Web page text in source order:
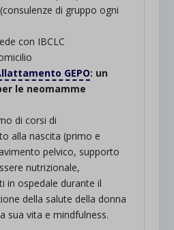
di gruppo ogni
con IBCLC
GEPO: un
le neomamme
di corsi di
alla nascita (primo e
pelvico, supporto
nutrizionale,
in ospedale durante il
della salute della donna
sua vita e mindfulness.